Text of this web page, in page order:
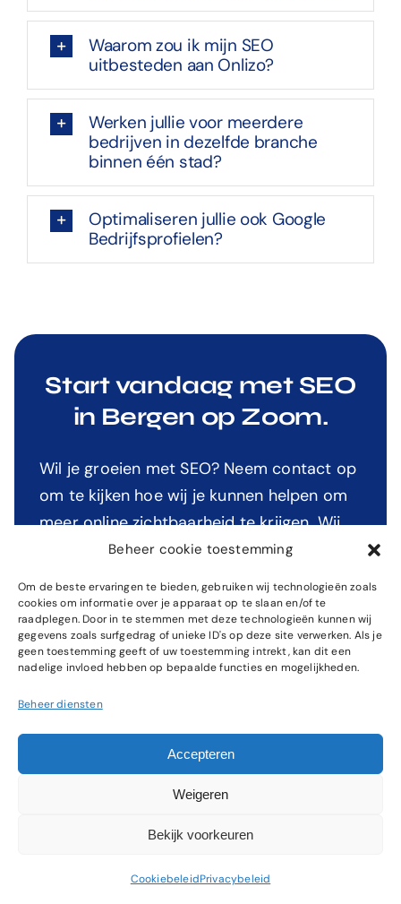
Beheer cookie toestemming
Om de beste ervaringen te bieden, gebruiken wij technologieën zoals
cookies om informatie over je apparaat op te slaan en/of te
raadplegen. Door in te stemmen met deze technologieën kunnen wij
gegevens zoals surfgedrag of unieke ID's op deze site verwerken. Als je
geen toestemming geeft of uw toestemming intrekt, kan dit een
nadelige invloed hebben op bepaalde functies en mogelijkheden.
Beheer diensten
Accepteren
Weigeren
Bekijk voorkeuren
CookiebeleidPrivacybeleid
Waarom zou ik mijn SEO
uitbesteden aan Onlizo?
Werken jullie voor meerdere
bedrijven in dezelfde branche
binnen één stad?
Optimaliseren jullie ook Google
Bedrijfsprofielen?
Start vandaag met SEO
in Bergen op Zoom.
Wil je groeien met SEO? Neem contact op
om te kijken hoe wij je kunnen helpen om
meer online zichtbaarheid te krijgen. Wij
beginnen met een Gratis SEO Scan voor
eventuele kansen.
Geen verplichtingen